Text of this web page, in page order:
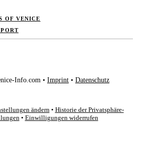
OF VENICE
Info.com • Imprint • Datenschutz
ändern • Historie der Privatsphäre-
• Einwilligungen widerrufen